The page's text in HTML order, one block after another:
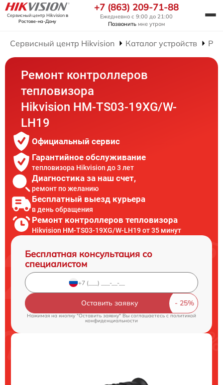
Сервисный центр Hikvisionв
Ростове-на-Дону
+7 (863) 209-71-88
Ежедневно с 9:00 до 21:00
Позвонить мне утром
Сервисный центр Hikvision Каталог устройств
Ремонт контроллеров
тепловизора
Hikvision HM-TS03-19XG/W-
LH19
Официальный сервис
Гарантийное обслуживание
тепловизора Hikvision до 3 лет
Диагностика за наш счет,
ремонт по желанию
Бесплатный выезд курьера
в день обращения
Ремонт контроллеров тепловизора
Hikvision HM-TS03-19XG/W-LH19 от 35 минут
Бесплатная консультация со
специалистом
Оставить заявку
Нажимая на кнопку "Оставить заявку" Вы соглашаетесь cполитикой
конфиденциальности